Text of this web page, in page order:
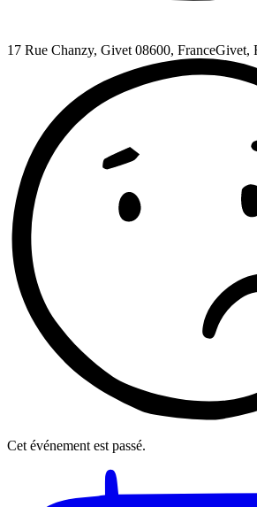
17 Rue Chanzy, Givet 08600, FranceGivet,
Cet événement est passé.